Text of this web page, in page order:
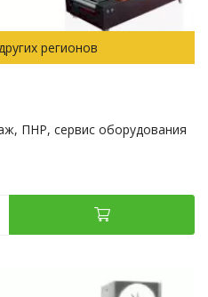
регионов
ПНР, сервис оборудования